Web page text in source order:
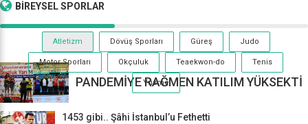
BİREYSELSPORLAR
Atletizm Dövüş Sporları Güreş Judo
Motor Sporları Okçuluk Teaekwon-do Tenis
Yüzme
PANDEMİYE RAĞMEN KATILIM YÜKSEKTİ
1453 gibi.. Şâhi İstanbul’u Fethetti